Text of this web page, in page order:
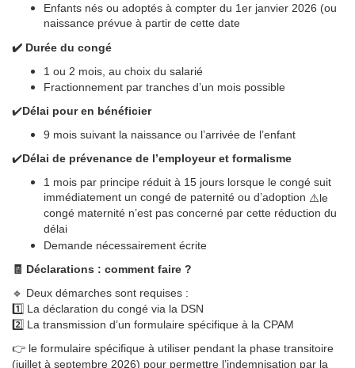
Enfants nés ou adoptés à compter du 1er janvier 2026 (ou
naissance prévue à partir de cette date
✔️ Durée du congé
1 ou 2 mois, au choix du salarié
Fractionnement par tranches d’un mois possible
✔️Délai pour en bénéficier
9 mois suivant la naissance ou l’arrivée de l’enfant
✔️Délai de prévenance de l’employeur et formalisme
1 mois par principe réduit à 15 jours lorsque le congé suit
immédiatement un congé de paternité ou d’adoption ⚠️le
congé maternité n’est pas concerné par cette réduction du
délai
Demande nécessairement écrite
🧾 Déclarations : comment faire ?
🔹 Deux démarches sont requises :
1️⃣ La déclaration du congé via la DSN
2️⃣ La transmission d’un formulaire spécifique à la CPAM
👉 le formulaire spécifique à utiliser pendant la phase transitoire
(juillet à septembre 2026) pour permettre l’indemnisation par la